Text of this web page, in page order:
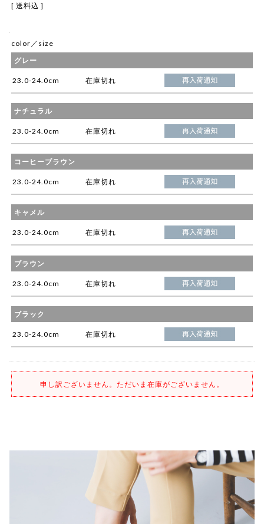
[ 送料込 ]
color／size
グレー
23.0-24.0cm 在庫切れ
ナチュラル
23.0-24.0cm 在庫切れ
コーヒーブラウン
23.0-24.0cm 在庫切れ
キャメル
23.0-24.0cm 在庫切れ
ブラウン
23.0-24.0cm 在庫切れ
ブラック
23.0-24.0cm 在庫切れ
申し訳ございません。ただいま在庫がございません。